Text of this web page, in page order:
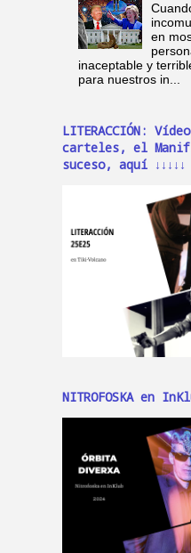
en
inaceptable y
para nuestros in...
LITERACCIÓN:
carteles, el
suceso, aquí ↓↓↓↓↓
NITROFOSKA en